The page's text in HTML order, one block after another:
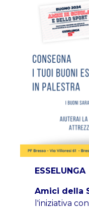
ESSELUNGA
Amici della
l'iniziativa